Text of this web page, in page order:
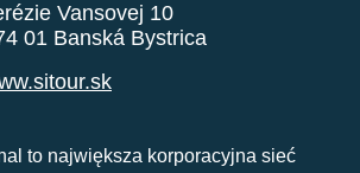
Vansovej 10
01 Banská Bystrica
to największa korporacyjna sieć